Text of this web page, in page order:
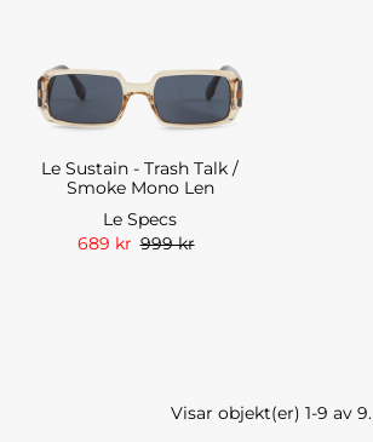
Le Sustain - Trash Talk /
Smoke Mono Len
Le Specs
689 kr 999 kr
Visar objekt(er) 1-9 av 9.